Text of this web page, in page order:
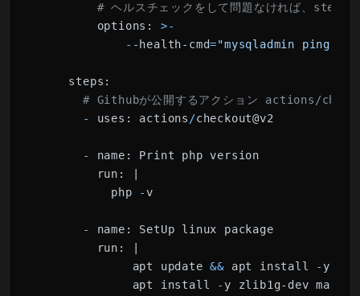
# ヘルスチェックをして問題なければ、steps
options:
>-
- -health-cmd="mysqladmin ping"
steps:
# Githubが公開するアクション actions/
-
uses: actions/checkout@v2
- name:
Print php version
run:
php -v
- name:
SetUp linux package
run:
apt update && apt install - y git
apt install
- y zlib1g-dev